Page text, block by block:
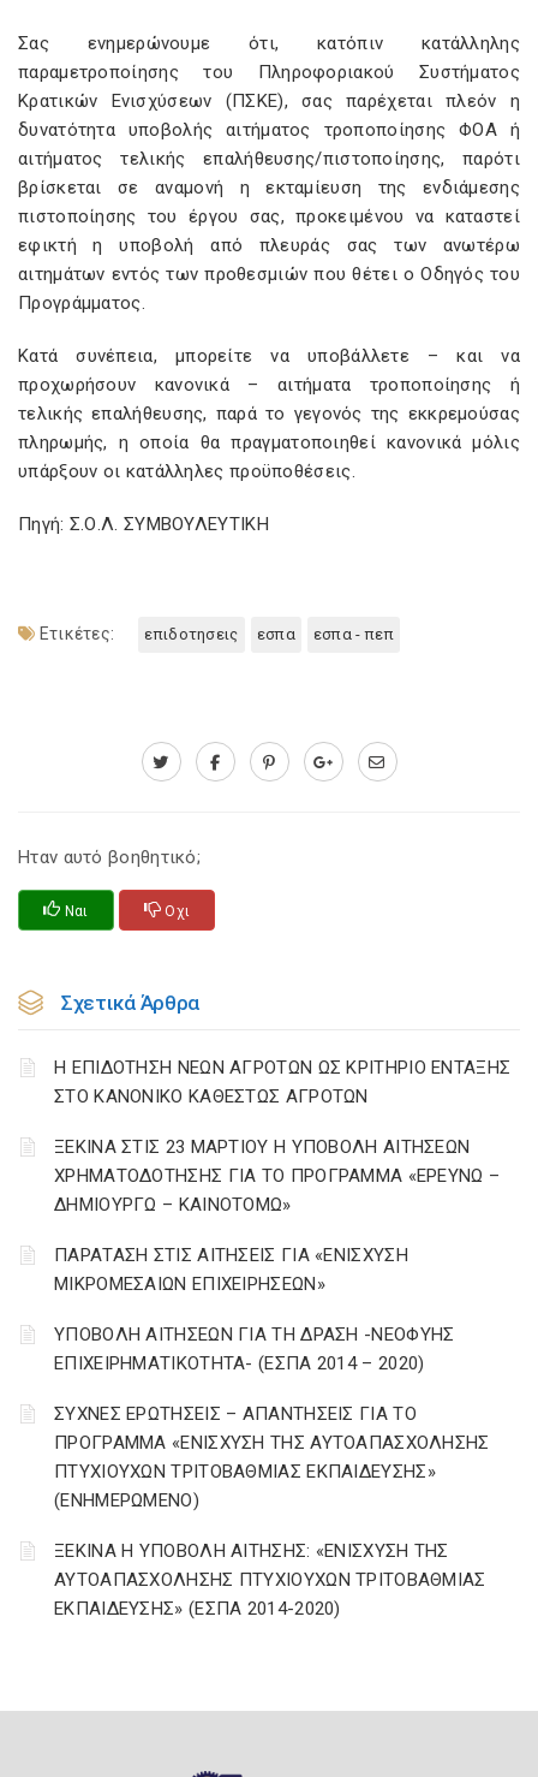
Σας ενημερώνουμε ότι, κατόπιν κατάλληλης
παραμετροποίησης του Πληροφοριακού Συστήματος
Κρατικών Ενισχύσεων (ΠΣΚΕ), σας παρέχεται πλεόν η
δυνατότητα υποβολής αιτήματος τροποποίησης ΦΟΑ ή
αιτήματος τελικής επαλήθευσης/πιστοποίησης, παρότι
βρίσκεται σε αναμονή η εκταμίευση της ενδιάμεσης
πιστοποίησης του έργου σας, προκειμένου να καταστεί
εφικτή η υποβολή από πλευράς σας των ανωτέρω
αιτημάτων εντός των προθεσμιών που θέτει ο Οδηγός του
Προγράμματος.
Κατά συνέπεια, μπορείτε να υποβάλλετε – και να
προχωρήσουν κανονικά – αιτήματα τροποποίησης ή
τελικής επαλήθευσης, παρά το γεγονός της εκκρεμούσας
πληρωμής, η οποία θα πραγματοποιηθεί κανονικά μόλις
υπάρξουν οι κατάλληλες προϋποθέσεις.
Πηγή: Σ.Ο.Λ. ΣΥΜΒΟΥΛΕΥΤΙΚΗ
Ετικέτες: επιδοτησεις εσπα εσπα - πεπ
Ηταν αυτό βοηθητικό;
Ναι Οχι
Σχετικά Άρθρα
Η ΕΠΙΔΟΤΗΣΗ ΝΕΩΝ ΑΓΡΟΤΩΝ ΩΣ ΚΡΙΤΗΡΙΟ ΕΝΤΑΞΗΣ
ΣΤΟ ΚΑΝΟΝΙΚΟ ΚΑΘΕΣΤΩΣ ΑΓΡΟΤΩΝ
ΞΕΚΙΝΑ ΣΤΙΣ 23 ΜΑΡΤΙΟΥ Η ΥΠΟΒΟΛΗ ΑΙΤΗΣΕΩΝ
ΧΡΗΜΑΤΟΔΟΤΗΣΗΣ ΓΙΑ ΤΟ ΠΡΟΓΡΑΜΜΑ «ΕΡΕΥΝΩ –
ΔΗΜΙΟΥΡΓΩ – ΚΑΙΝΟΤΟΜΩ»
ΠΑΡΑΤΑΣΗ ΣΤΙΣ ΑΙΤΗΣΕΙΣ ΓΙΑ «ΕΝΙΣΧΥΣΗ
ΜΙΚΡΟΜΕΣΑΙΩΝ ΕΠΙΧΕΙΡΗΣΕΩΝ»
ΥΠΟΒΟΛΗ ΑΙΤΗΣΕΩΝ ΓΙΑ ΤΗ ΔΡΑΣΗ -ΝΕΟΦΥΗΣ
ΕΠΙΧΕΙΡΗΜΑΤΙΚΟΤΗΤΑ- (ΕΣΠΑ 2014 – 2020)
ΣΥΧΝΕΣ ΕΡΩΤΗΣΕΙΣ – ΑΠΑΝΤΗΣΕΙΣ ΓΙΑ ΤΟ
ΠΡΟΓΡΑΜΜΑ «ΕΝΙΣΧΥΣΗ ΤΗΣ ΑΥΤΟΑΠΑΣΧΟΛΗΣΗΣ
ΠΤΥΧΙΟΥΧΩΝ ΤΡΙΤΟΒΑΘΜΙΑΣ ΕΚΠΑΙΔΕΥΣΗΣ»
(ΕΝΗΜΕΡΩΜΕΝΟ)
ΞΕΚΙΝΑ Η ΥΠΟΒΟΛΗ ΑΙΤΗΣΗΣ: «ΕΝΙΣΧΥΣΗ ΤΗΣ
ΑΥΤΟΑΠΑΣΧΟΛΗΣΗΣ ΠΤΥΧΙΟΥΧΩΝ ΤΡΙΤΟΒΑΘΜΙΑΣ
ΕΚΠΑΙΔΕΥΣΗΣ» (ΕΣΠΑ 2014-2020)